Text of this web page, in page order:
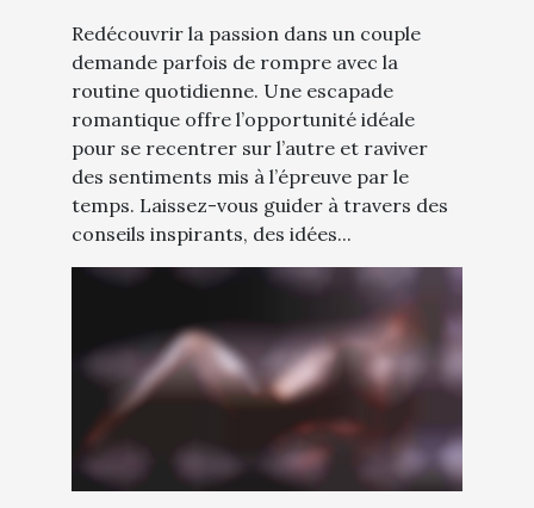
Redécouvrir la passion dans un couple
demande parfois de rompre avec la
routine quotidienne. Une escapade
romantique offre l’opportunité idéale
pour se recentrer sur l’autre et raviver
des sentiments mis à l’épreuve par le
temps. Laissez-vous guider à travers des
conseils inspirants, des idées...